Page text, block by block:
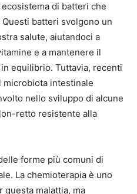
di batteri che
batteri svolgono un
salute, aiutandoci a
e a mantenere il
equilibrio. Tuttavia, recenti
microbiota intestinale
nello sviluppo di alcune
retto resistente alla
forme più comuni di
La chemioterapia è uno
malattia, ma